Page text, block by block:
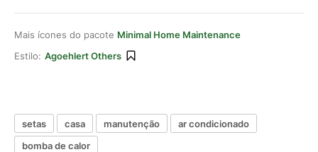
Mais ícones do pacote Minimal Home Maintenance
Estilo: Agoehlert Others
setas casa manutenção
ar condicionado
bomba de calor